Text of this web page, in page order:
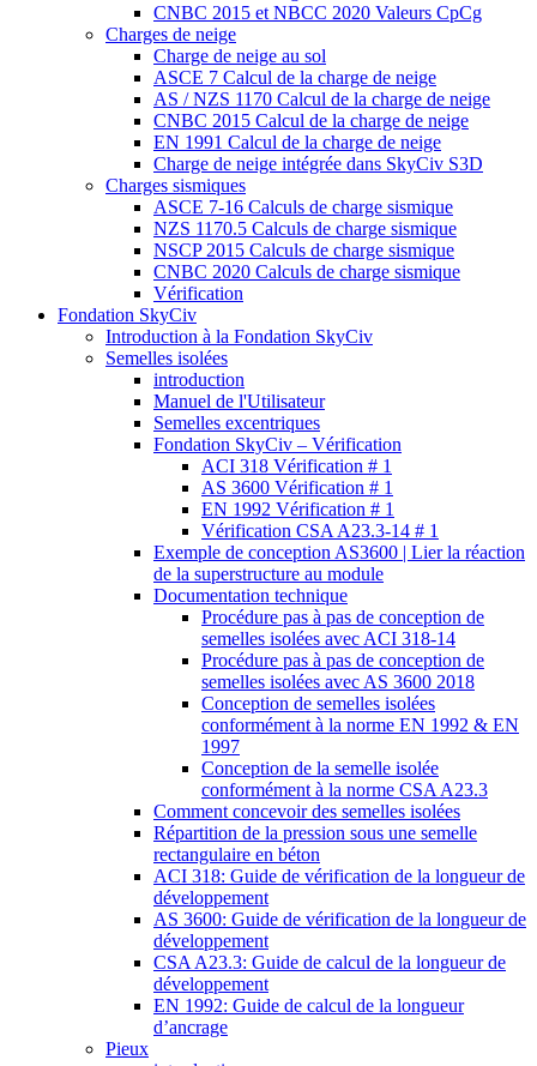
CNBC 2015 et NBCC 2020 Valeurs CpCg
Charges de neige
Charge de neige au sol
ASCE 7 Calcul de la charge de neige
AS / NZS 1170 Calcul de la charge de neige
CNBC 2015 Calcul de la charge de neige
EN 1991 Calcul de la charge de neige
Charge de neige intégrée dans SkyCiv S3D
Charges sismiques
ASCE 7-16 Calculs de charge sismique
NZS 1170.5 Calculs de charge sismique
NSCP 2015 Calculs de charge sismique
CNBC 2020 Calculs de charge sismique
Vérification
Fondation SkyCiv
Introduction à la Fondation SkyCiv
Semelles isolées
introduction
Manuel de l'Utilisateur
Semelles excentriques
Fondation SkyCiv – Vérification
ACI 318 Vérification # 1
AS 3600 Vérification # 1
EN 1992 Vérification # 1
Vérification CSA A23.3-14 # 1
Exemple de conception AS3600 | Lier la réaction
de la superstructure au module
Documentation technique
Procédure pas à pas de conception de
semelles isolées avec ACI 318-14
Procédure pas à pas de conception de
semelles isolées avec AS 3600 2018
Conception de semelles isolées
conformément à la norme EN 1992 & EN
1997
Conception de la semelle isolée
conformément à la norme CSA A23.3
Comment concevoir des semelles isolées
Répartition de la pression sous une semelle
rectangulaire en béton
ACI 318: Guide de vérification de la longueur de
développement
AS 3600: Guide de vérification de la longueur de
développement
CSA A23.3: Guide de calcul de la longueur de
développement
EN 1992: Guide de calcul de la longueur
d’ancrage
Pieux